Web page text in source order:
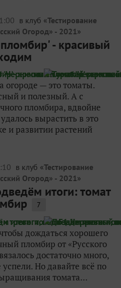
в клуб «Тестирование
Огород» - 2021»
- красивый
огороде — это томаты.
и полезный. А с
пломбира, вдвойне
вырастить в это
и развитии растений
в клуб «Тестирование
Огород» - 2021»
итоги: томат
7
дождаться хорошего
пломбир от «Русского
достаточно много,
успели. Но давайте всё по
томата...